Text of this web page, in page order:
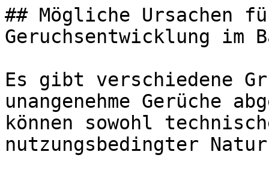
## Mögliche Ursachen
Geruchsentwicklung im
Es gibt verschiedene
unangenehme Gerüche
können sowohl
nutzungsbedingter